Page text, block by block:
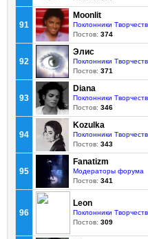
91
Moonlit
Поклонники
Постов: 374
92
Элис
Поклонники
Постов: 371
93
Diana
Поклонники
Постов: 346
94
Kozulka
Поклонники
Постов: 343
95
Fanatizm
Модераторы форума
Постов: 341
96
Leon
Поклонники
Постов: 309